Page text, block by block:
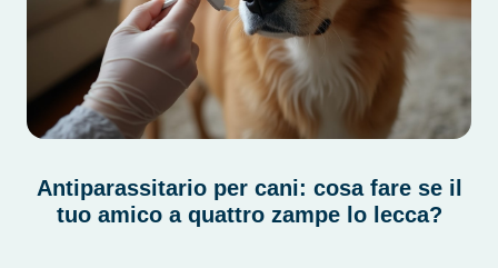
Antiparassitario per cani: cosa fare se il
tuo amico a quattro zampe lo lecca?